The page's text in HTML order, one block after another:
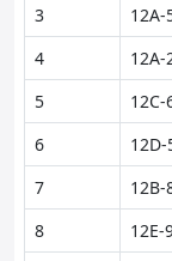
3
4
5
6
7
8